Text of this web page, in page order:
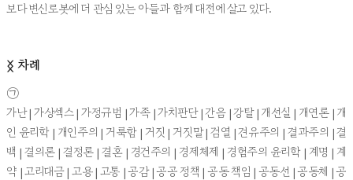
보다 변신로봇에 더 관심 있는 아들과 함께 대전에 살고 있다.
ᛝ 차례
㉠
가난 | 가상섹스 | 가정규범 | 가족 | 가치판단 | 간음 | 강탈 | 개선설 | 개연론 | 개
인 윤리학 | 개인주의 | 거룩함 | 거짓 | 거짓말 | 검열 | 견유주의 | 결과주의 | 결
백 | 결의론 | 결정론 | 결혼 | 경건주의 | 경제체제 | 경험주의 윤리학 | 계명 | 계
약 | 고리대금 | 고용 | 고통 | 공감 | 공공 정책 | 공동 책임 | 공동선 | 공동체 | 공